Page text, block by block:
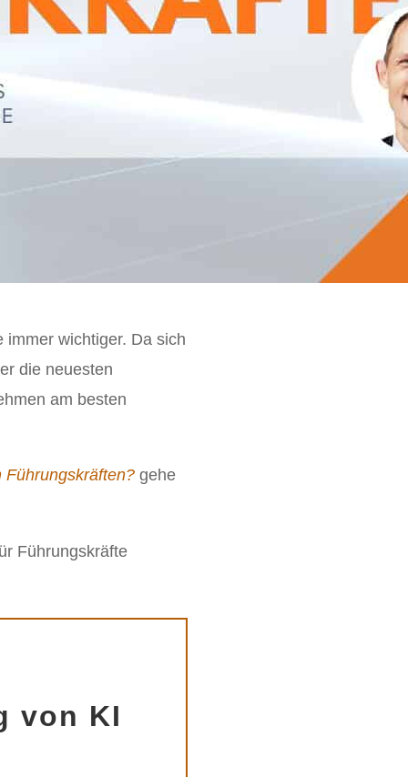
immer wichtiger. Da sich
die neuesten
am besten
Führungskräften? gehe
Führungskräfte
von KI